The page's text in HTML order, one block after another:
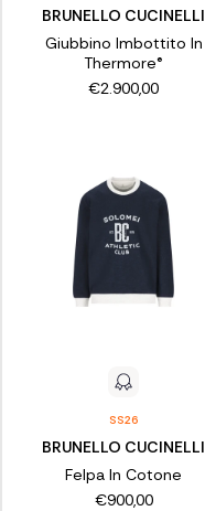
BRUNELLO CUCINELLI
Giubbino Imbottito In
Thermore®
€2.900,00
SS26
BRUNELLO CUCINELLI
Felpa In Cotone
€900,00